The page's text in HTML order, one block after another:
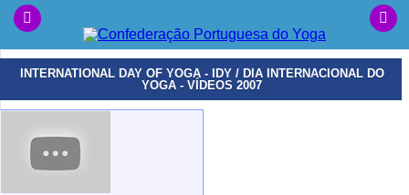
INTERNATIONAL DAY OF YOGA - IDY / DIA INTERNACIONAL DO
YOGA - VÍDEOS 2007